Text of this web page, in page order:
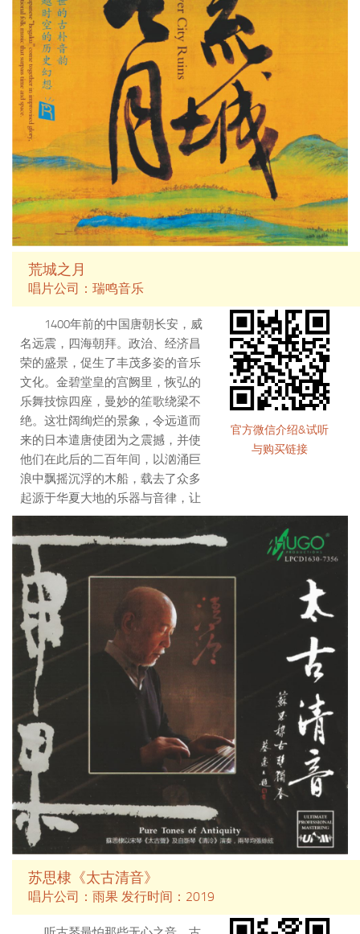
展现出伸手可触的音画境界。
这张唱片的亮点还在于首次采
用MQA高解析编码技术及UHQCD
制作工艺，在动态、频响等技术指
标上均有绝佳精彩的表现。MQA给
听众带来真正意义上母带级的音质
体验。
荒城之月
唱片公司：瑞鸣音乐
1400年前的中国唐朝长安，威
名远震，四海朝拜。政治、经济昌
荣的盛景，促生了丰茂多姿的音乐
文化。金碧堂皇的宫阙里，恢弘的
乐舞技惊四座，曼妙的笙歌绕梁不
绝。这壮阔绚烂的景象，令远道而
来的日本遣唐使团为之震撼，并使
他们在此后的二百年间，以汹涌巨
浪中飘摇沉浮的木船，载去了众多
起源于华夏大地的乐器与音律，让
盛唐的音乐文化，在东瀛之国落地
生根。
事，和悠远壮阔的乡野传奇。在创
立著名独立音乐品牌Rhymoi music
十五年之际，创始人、音乐制作人
叶云川秉承中国、日本古典千年传
统，在历史长河中自由幻想，邀请
中国、日本演奏家以高超技艺即兴
合奏，经久流传的两国传统民谣，
于东京1200座位的音乐厅，高品质
录制出这个作品，以音乐的方式完
成两种传统文化的深刻交流。倾听
东瀛列岛的古朴乐声，感受中国传
统文化亘古不息的生命张力……
官方微信介绍&试听
与购买链接
苏思棣《太古清音》
唱片公司：雨果 发行时间：2019